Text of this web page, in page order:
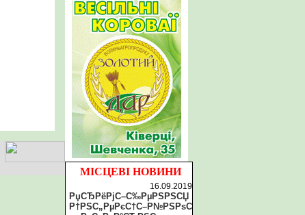
МІСЦЕВІ НОВИНИ
16.09.2019
РџСЂРёРјС–С‰РµРЅРЅСЏ
Р†РЅС„РµРєС†С–Р№РЅРѕС